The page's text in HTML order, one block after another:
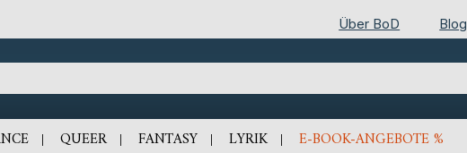
Über BoD Blog
QUEER FANTASY LYRIK E-BOOK-ANGEBOTE %